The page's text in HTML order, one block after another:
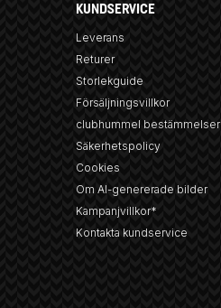
KUNDSERVICE
Leverans
Returer
Storlekguide
Försäljningsvillkor
clubhummel bestämmelser
Säkerhetspolicy
Cookies
Om AI-genererade bilder
Kampanjvillkor*
Kontakta kundservice